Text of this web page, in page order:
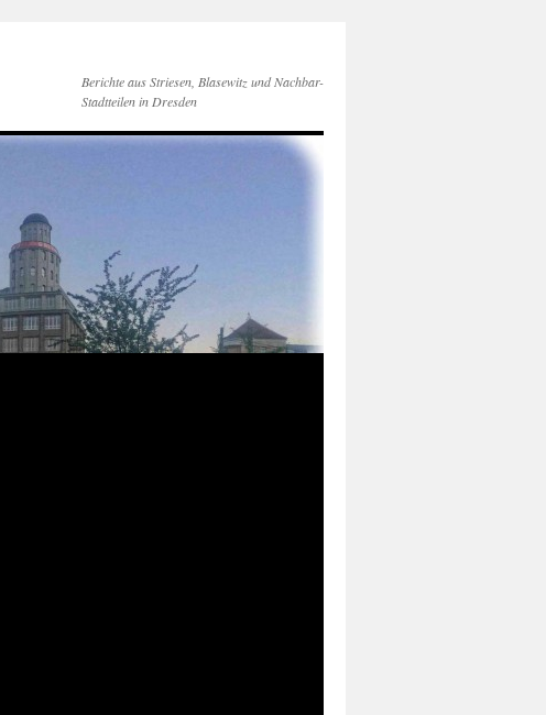
Berichte aus Striesen, Blasewitz und Nachbar-
Stadtteilen in Dresden